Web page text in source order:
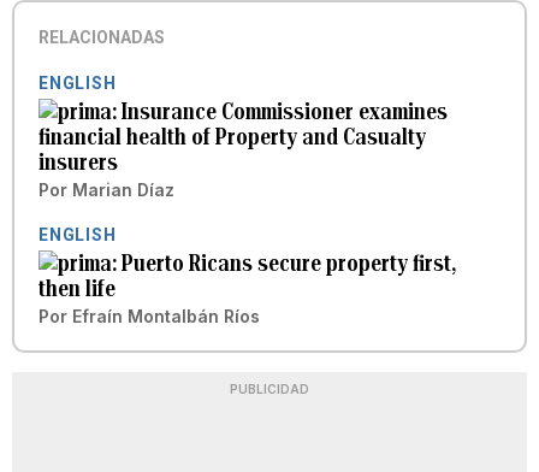
RELACIONADAS
ENGLISH
Insurance Commissioner examines
financial health of Property and Casualty
insurers
Por Marian Díaz
ENGLISH
Puerto Ricans secure property first,
then life
Por Efraín Montalbán Ríos
PUBLICIDAD